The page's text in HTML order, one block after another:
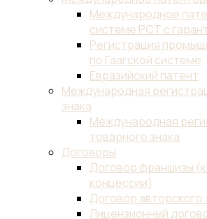
Международное
системе PCT с
Регистрация
по Гаагской системе
Евразийский патент
Международная
знака
Международная
товарного знака
Договоры
Договор франшизы
концессии)
Договор авторского
Лицензионный